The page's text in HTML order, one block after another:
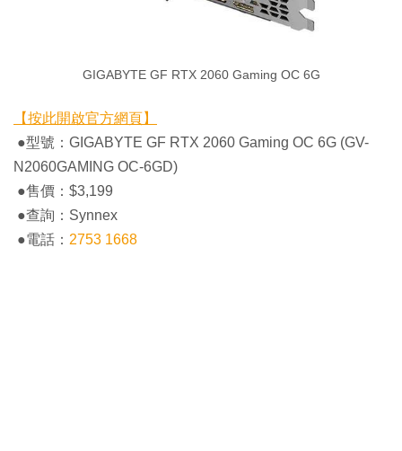
GIGABYTE GF RTX 2060 Gaming OC 6G
【按此開啟官方網頁】
●型號：GIGABYTE GF RTX 2060 Gaming OC 6G (GV-
N2060GAMING OC-6GD)
●售價：$3,199
●查詢：Synnex
●電話： 2753 1668